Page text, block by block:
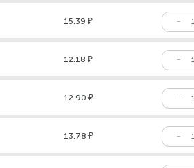
15.39 ₽
12.18 ₽
12.90 ₽
13.78 ₽